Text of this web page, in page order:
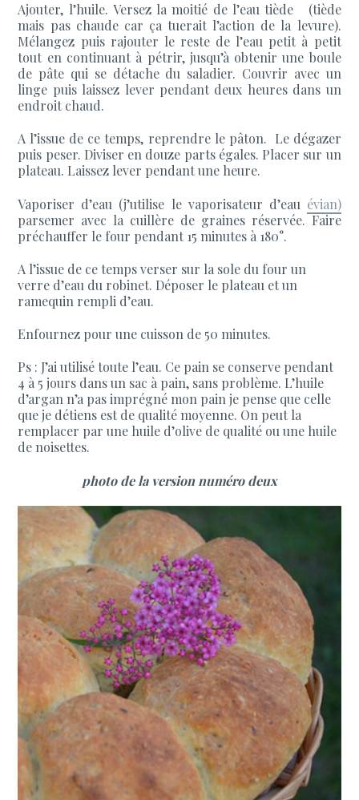
Ajouter, l’huile. Versez la moitié de l’eau tiède (tiède
mais pas chaude car ça tuerait l’action de la levure).
Mélangez puis rajouter le reste de l’eau petit à petit
tout en continuant à pétrir, jusqu’à obtenir une boule
de pâte qui se détache du saladier. Couvrir avec un
linge puis laissez lever pendant deux heures dans un
endroit chaud.
A l’issue de ce temps, reprendre le pâton. Le dégazer
puis peser. Diviser en douze parts égales. Placer sur un
plateau. Laissez lever pendant une heure.
Vaporiser d’eau (j’utilise le vaporisateur d’eau évian)
parsemer avec la cuillère de graines réservée. Faire
préchauffer le four pendant 15 minutes à 180°.
A l’issue de ce temps verser sur la sole du four un
verre d’eau du robinet. Déposer le plateau et un
ramequin rempli d’eau.
Enfournez pour une cuisson de 50 minutes.
Ps : J’ai utilisé toute l’eau. Ce pain se conserve pendant
4 à 5 jours dans un sac à pain, sans problème. L’huile
d’argan n’a pas imprégné mon pain je pense que celle
que je détiens est de qualité moyenne. On peut la
remplacer par une huile d’olive de qualité ou une huile
de noisettes.
photo de la version numéro deux